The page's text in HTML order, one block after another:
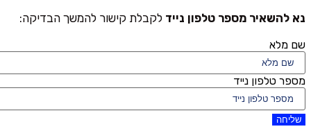
נא להשאיר מספר טלפון נייד לקבלת קישור להמשך הבדיקה:
שם מלא
מספר טלפון נייד
שליחה